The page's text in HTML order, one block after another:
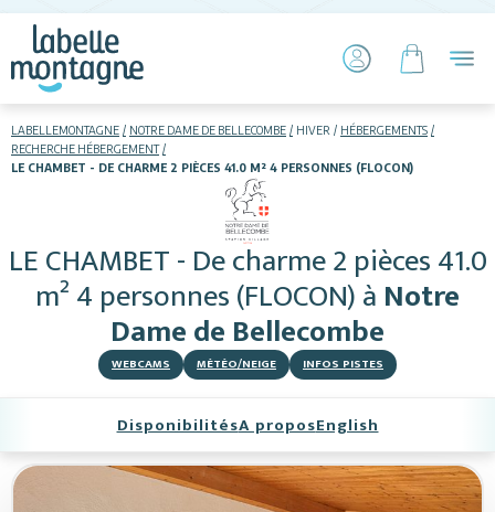
LABELLEMONTAGNE NOTRE DAME DE BELLECOMBE HIVER
HÉBERGEMENTS
RECHERCHE HÉBERGEMENT
LE CHAMBET - DE CHARME 2 PIÈCES 41.0 M² 4 PERSONNES (FLOCON)
LE CHAMBET - De charme 2 pièces 41.0
m² 4 personnes (FLOCON)à Notre
Dame de Bellecombe
WEBCAMS MÉTÉO/NEIGE INFOS PISTES
Skier
Hébergements
Activités
DisponibilitésA proposEnglish